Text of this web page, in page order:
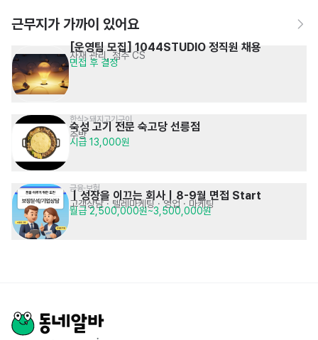
근무지가 가까이 있어요
[운영팀 모집] 1044STUDIO 정직원 채용
자재 관리, 점주 CS
면접 후 결정
한식>돼지고기구이
숙성 고기 전문 숙고당 선릉점
주방
시급 13,000원
금융·보험
｜성장을 이끄는 회사｜8-9월 면접 Start
고객상담 · 텔레마케팅 · 영업 · 마케팅
월급 2,500,000원~3,500,000원